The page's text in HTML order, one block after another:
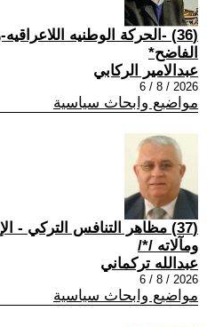
(36) -الحركة الوطنيه
الفاضح*
عبدالامير الركابي
2026 / 8 / 6
مواضيع وابحاث سياسية
(37) مظاهر التنافس التركي -
ومآلاته /*/
عبدالله تركماني
2026 / 8 / 6
مواضيع وابحاث سياسية